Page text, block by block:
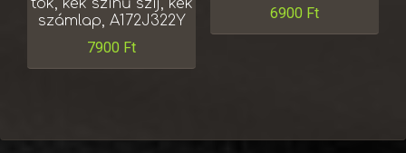
tok, kék színű szíj, kék
számlap, A172J322Y
7900 Ft
6900 Ft